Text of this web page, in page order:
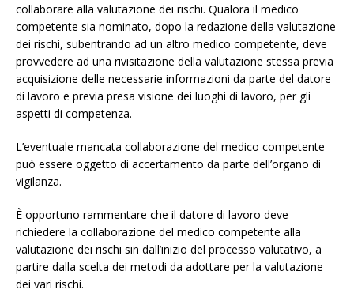
collaborare alla valutazione dei rischi. Qualora il medico
competente sia nominato, dopo la redazione della valutazione
dei rischi, subentrando ad un altro medico competente, deve
provvedere ad una rivisitazione della valutazione stessa previa
acquisizione delle necessarie informazioni da parte del datore
di lavoro e previa presa visione dei luoghi di lavoro, per gli
aspetti di competenza.
L’eventuale mancata collaborazione del medico competente
può essere oggetto di accertamento da parte dell’organo di
vigilanza.
È opportuno rammentare che il datore di lavoro deve
richiedere la collaborazione del medico competente alla
valutazione dei rischi sin dall’inizio del processo valutativo, a
partire dalla scelta dei metodi da adottare per la valutazione
dei vari rischi.